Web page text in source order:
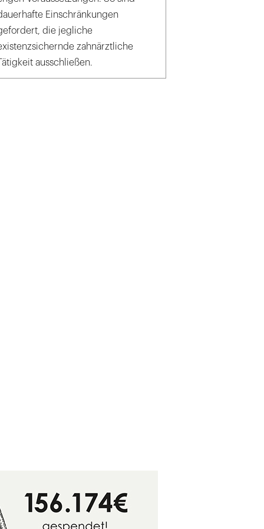
Einschränkungen
die jegliche
zahnärztliche
ausschließen.